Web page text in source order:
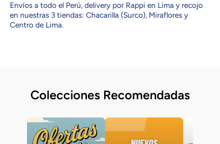
Envíos a todo el Perú, delivery por Rappi en Lima y recojo
en nuestras 3 tiendas: Chacarilla (Surco), Miraflores y
Centro de Lima.
Colecciones Recomendadas